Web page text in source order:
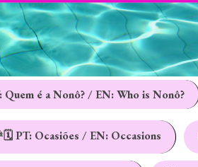
Quem é a Nonô? / EN: Who is Nonô?
PT: Ocasiões / EN: Occasions